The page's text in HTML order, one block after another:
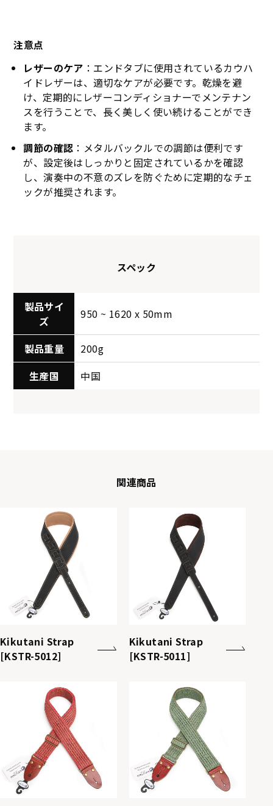
KSTR-315
注意点
レザーのケア ：エンドタブに使用されているカウハ
イドレザーは、適切なケアが必要です。乾燥を避
け、定期的にレザーコンディショナーでメンテナン
スを行うことで、長く美しく使い続けることができ
ます。
調節の確認 ：メタルバックルでの調節は便利です
が、設定後はしっかりと固定されているかを確認
し、演奏中の不意のズレを防ぐために定期的なチェ
ックが推奨されます。
スペック
製品サイ
ズ
950 ~ 1620 x 50mm
製品重量
200g
生産国
中国
関連商品
Kikutani Strap
[KSTR-5012]
Kikutani Strap
[KSTR-5011]